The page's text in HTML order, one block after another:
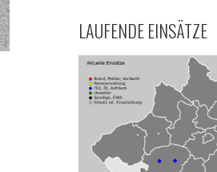
LAUFENDE EINSÄTZE